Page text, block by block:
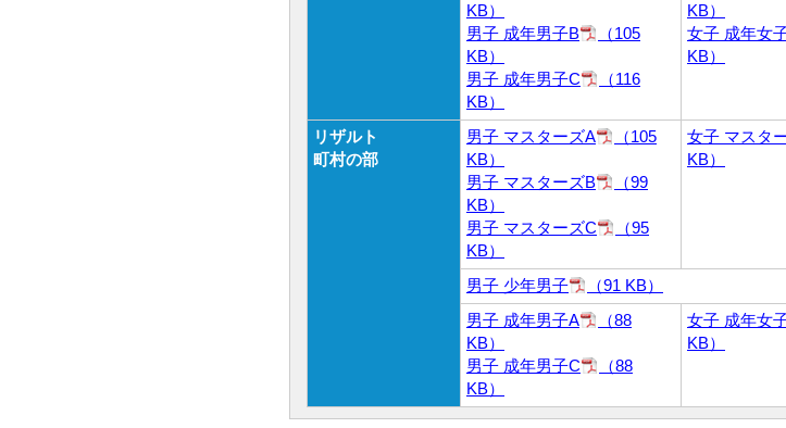
KB）
男子 成年男子B
（105
KB）
男子 成年男子C
（116
KB）
KB）
女子 成年女
KB）
リザルト
町村の部
男子 マスターズA
（105
KB）
男子 マスターズB
（99
KB）
男子 マスターズC
（95
KB）
女子 マスタ
KB）
男子 少年男子
（91 KB）
男子 成年男子A
（88
KB）
男子 成年男子C
（88
KB）
女子 成年女
KB）